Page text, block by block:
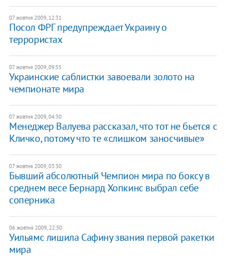
07 жовтня 2009, 12:31
Посол ФРГ предупреждает Украину о
террористах
07 жовтня 2009, 09:55
Украинские саблистки завоевали золото на
чемпионате мира
07 жовтня 2009, 04:30
Менеджер Валуева рассказал, что тот не бьется с
Кличко, потому что те «слишком заносчивые»
07 жовтня 2009, 03:30
Бывший абсолютный Чемпион мира по боксу в
среднем весе Бернард Хопкинс выбрал себе
соперника
06 жовтня 2009, 22:30
Уильямс лишила Сафину звания первой ракетки
мира